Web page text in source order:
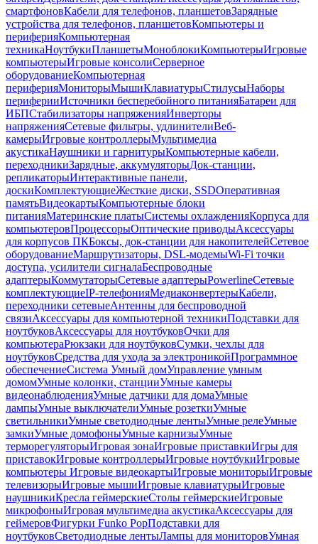
смартфоновКабели для телефонов, планшетовЗарядные
устройства для телефонов, планшетовКомпьютеры и
периферияКомпьютерная
техникаНоутбукиПланшетыМоноблокиКомпьютерыИгровые
компьютерыИгровые консолиСерверное
оборудованиеКомпьютерная
периферияМониторыМышиКлавиатурыСтилусыНаборы
периферииИсточники бесперебойного питанияБатареи для
ИБПСтабилизаторы напряженияИнверторы
напряженияСетевые фильтры, удлинителиВеб-
камерыИгровые контроллерыМультимедиа
акустикаНаушники и гарнитурыКомпьютерные кабели,
переходникиЗарядные, аккумуляторыДок-станции,
репликаторыИнтерактивные панели,
доскиКомплектующиеЖесткие диски, SSDОперативная
памятьВидеокартыКомпьютерные блоки
питанияМатеринские платыСистемы охлажденияКорпуса для
компьютеровПроцессорыОптические приводыАксессуары
для корпусов ПКБоксы, док-станции для накопителейСетевое
оборудованиеМаршрутизаторы, DSL-модемыWi-Fi точки
доступа, усилители сигналаБеспроводные
адаптерыКоммутаторыСетевые адаптерыPowerlineСетевые
комплектующиеIP-телефонияМедиаконвертерыКабели,
переходники сетевыеАнтенны для беспроводной
связиАксессуары для компьютерной техникиПодставки для
ноутбуковАксессуары для ноутбуковОчки для
компьютераРюкзаки для ноутбуковСумки, чехлы для
ноутбуковСредства для ухода за электроникойПрограммное
обеспечениеСистема Умный домУправление умным
домомУмные колонки, станцииУмные камеры
видеонаблюденияУмные датчики для домаУмные
лампыУмные выключателиУмные розеткиУмные
светильникиУмные светодиодные лентыУмные релеУмные
замкиУмные домофоныУмные карнизыУмные
терморегуляторыИгровая зонаИгровые приставкиИгры для
приставокИгровые контроллерыИгровые ноутбукиИгровые
компьютеры Игровые видеокартыИгровые мониторыИгровые
телевизорыИгровые мышиИгровые клавиатурыИгровые
наушникиКресла геймерскиеСтолы геймерскиеИгровые
микрофоныИгровая мультимедиа акустикаАксессуары для
геймеровФигурки Funko PopПодставки для
ноутбуковСветодиодные лентыЛампы для мониторовУмная